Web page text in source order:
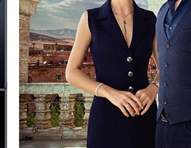
Доктор Тажина